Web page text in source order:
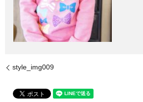
style_img009